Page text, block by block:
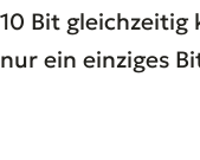
10 Bit
nur ein einziges